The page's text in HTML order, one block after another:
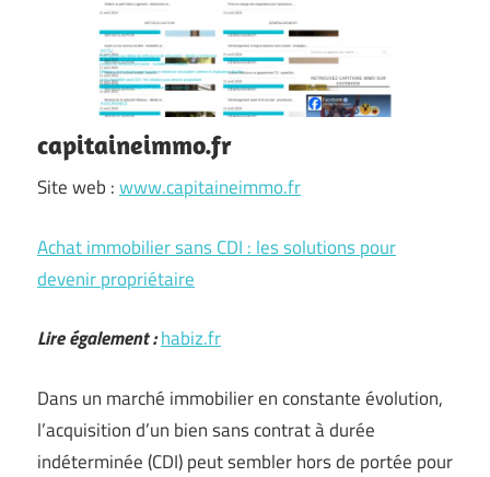
capitaineimmo.fr
Site web :www.capitaineimmo.fr
Achat immobilier sans CDI : les solutions pour
devenir propriétaire
Lire également :habiz.fr
Dans un marché immobilier en constante évolution,
l’acquisition d’un bien sans contrat à durée
indéterminée (CDI) peut sembler hors de portée pour